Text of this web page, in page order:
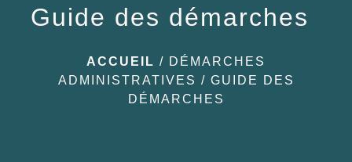
Guide des démarches
ACCUEIL / DÉMARCHES
ADMINISTRATIVES / GUIDE DES
DÉMARCHES